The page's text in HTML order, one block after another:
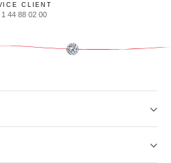
CLIENT
1 44 88 02 00